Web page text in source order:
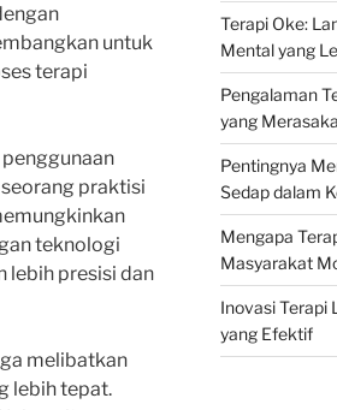
untuk
terapi
praktisi
teknologi
lebih presisi dan
melibatkan
lebih tepat.
Terapi Oke:
Mental yang
Pengalaman
yang
Pentingnya
Sedap dalam
Mengapa
Masyarakat
Inovasi Terapi
yang Efektif